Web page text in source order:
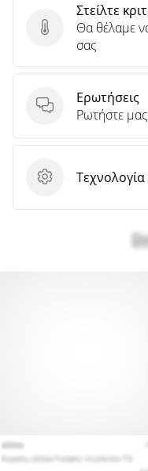
Στείλτε κριτική
Στείλτε
Θα θέλαμε
σας
Ερωτήσεις
Ερωτήσεις
Ρωτήστε μας
Τεχνολογία